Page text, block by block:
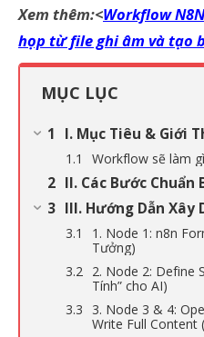
Xem thêm:<Workflow
họp từ file ghi âm và tạo
MỤC LỤC
I. Mục Tiêu & Giới
Workflow sẽ làm
II. Các Bước Chuẩn
III. Hướng Dẫn
1. Node 1: n8n
Tưởng)
2. Node 2: Define
Tính” cho AI)
3. Node 3 & 4:
Write Full Content